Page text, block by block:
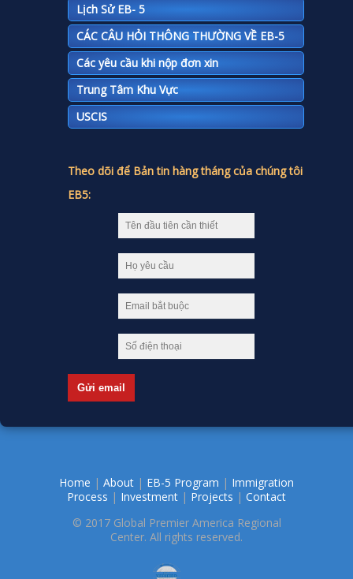
Lịch Sử EB- 5
CÁC CÂU HỎI THÔNG THƯỜNG VỀ EB-5
Các yêu cầu khi nộp đơn xin
Trung Tâm Khu Vực
USCIS
Theo dõi để Bản tin hàng tháng của chúng tôi
EB5:
Home | About | EB-5 Program | Immigration
Process | Investment | Projects | Contact
© 2017 Global Premier America Regional
Center. All rights reserved.